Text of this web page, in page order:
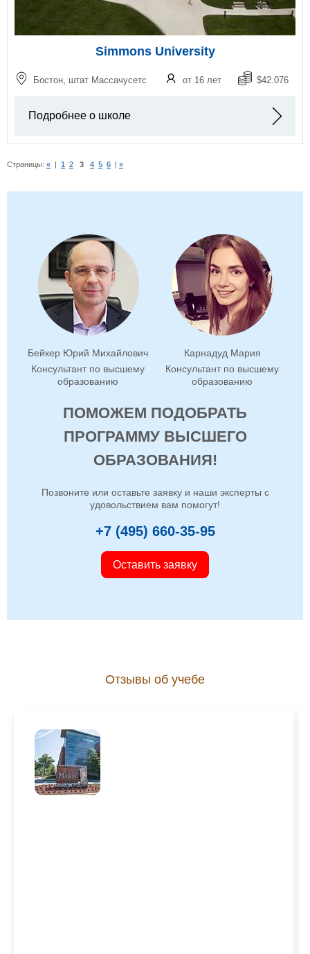
Simmons University
Бостон, штат Массачусетс от 16 лет $42.076
Подробнее о школе
Страницы: « | 1 2 3 4 5 6 | »
ПОМОЖЕМ ПОДОБРАТЬ
ПРОГРАММУ ВЫСШЕГО
ОБРАЗОВАНИЯ!
Позвоните или оставьте заявку и наши эксперты с
удовольствием вам помогут!
+7 (495) 660-35-95
Оставить заявку
Бейкер Юрий Михайлович
Консультант по высшему
образованию
Карнадуд Мария
Консультант по высшему
образованию
Отзывы об учебе